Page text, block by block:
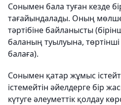
Сонымен бала туған кезде
тағайындалады. Оның
тәртібіне байланысты
баланың туылуына,
балаға).
Сонымен қатар жұмыс
істемейтін әйелдерге бір
күтуге әлеуметтік қолдау